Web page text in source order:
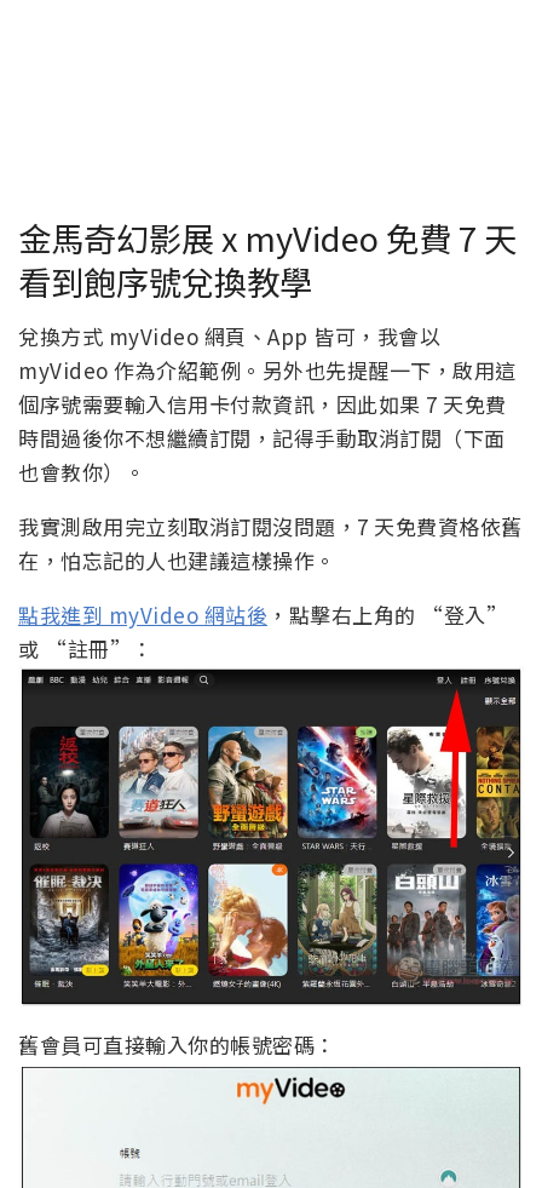
金馬奇幻影展 x myVideo 免費 7 天
看到飽序號兌換教學
兌換方式 myVideo 網頁、App 皆可，我會以
myVideo 作為介紹範例。另外也先提醒一下，啟用這
個序號需要輸入信用卡付款資訊，因此如果 7 天免費
時間過後你不想繼續訂閱，記得手動取消訂閱（下面
也會教你）。
我實測啟用完立刻取消訂閱沒問題，7 天免費資格依舊
在，怕忘記的人也建議這樣操作。
點我進到 myVideo 網站後 ，點擊右上角的 “登入”
或 “註冊”：
舊會員可直接輸入你的帳號密碼：